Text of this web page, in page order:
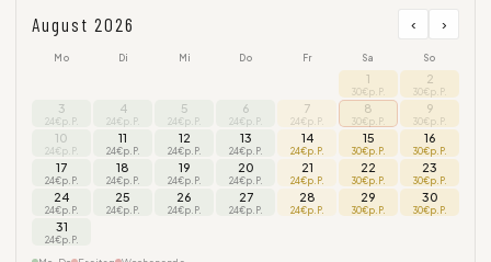
August 2026 ‹ ›
Mo Di Mi Do Fr Sa So
1
30€ p.P.
2
30€ p.P.
3
24€ p.P.
4
24€ p.P.
5
24€ p.P.
6
24€ p.P.
7
24€ p.P.
8
30€ p.P.
9
30€ p.P.
10
24€ p.P.
11
24€ p.P.
12
24€ p.P.
13
24€ p.P.
14
24€ p.P.
15
30€ p.P.
16
30€ p.P.
17
24€ p.P.
18
24€ p.P.
19
24€ p.P.
20
24€ p.P.
21
24€ p.P.
22
30€ p.P.
23
30€ p.P.
24
24€ p.P.
25
24€ p.P.
26
24€ p.P.
27
24€ p.P.
28
24€ p.P.
29
30€ p.P.
30
30€ p.P.
31
24€ p.P.